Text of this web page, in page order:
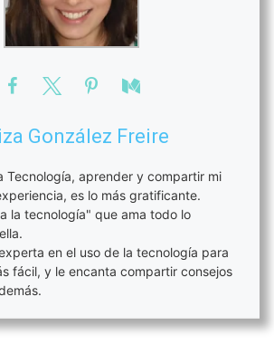
González Freire
Tecnología, aprender y compartir mi
es lo más gratificante.
la tecnología" que ama todo lo
en el uso de la tecnología para
fácil, y le encanta compartir consejos